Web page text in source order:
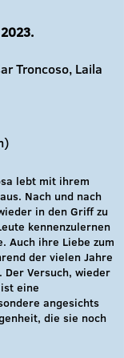
Troncoso, Laila
lebt mit ihrem
Nach und nach
in den Griff zu
kennenzulernen
Auch ihre Liebe zum
der vielen Jahre
Der Versuch, wieder
eine
angesichts
die sie noch